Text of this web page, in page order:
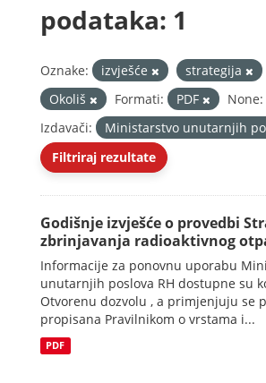
podataka: 1
Oznake: izvješće strategija
Okoliš
Formati: PDF None:
Izdavači:
Ministarstvo unutarnjih
Filtriraj rezultate
Godišnje izvješće o provedbi
zbrinjavanja radioaktivnog
Informacije za ponovnu uporabu
unutarnjih poslova RH dostupne su
Otvorenu dozvolu , a primjenjuju se
propisana Pravilnikom o vrstama i...
PDF